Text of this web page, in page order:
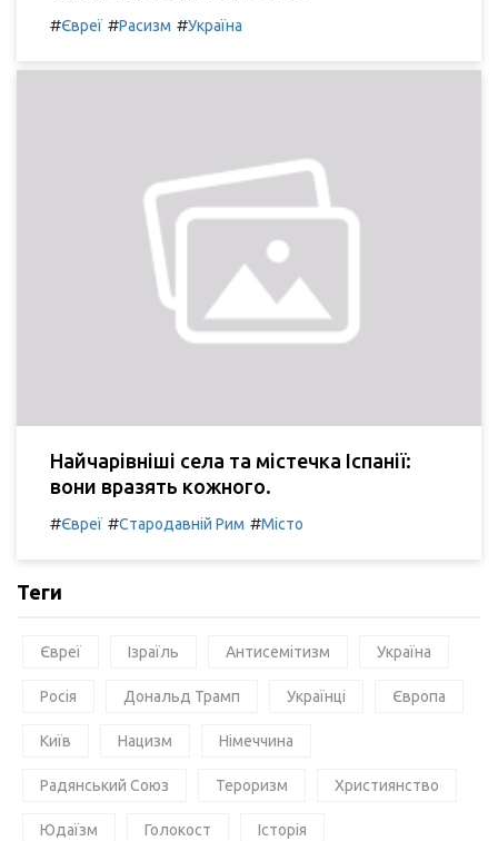
#Євреї #Расизм #Україна
Найчарівніші села та містечка Іспанії:
вони вразять кожного.
#Євреї #Стародавній Рим #Місто
Теги
Євреї Ізраїль Антисемітизм Україна
Росія Дональд Трамп Українці Європа
Київ Нацизм Німеччина
Радянський Союз Тероризм Християнство
Юдаїзм Голокост Історія